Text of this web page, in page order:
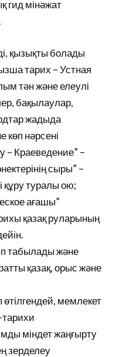
гид мінәжат
қызықты болады
тарих – Устная
тән және елеулі
бақылаулар,
жадыда
көп нәрсені
– Краеведение” –
сыры” –
құру туралы ою;
ағашы”
қазақ руларының
табылады және
қазақ, орыс және
мемлекет
міндет жаңғырту
зерделеу